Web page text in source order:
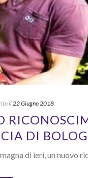
il22 Giugno 2018
DI
di ieri, un nuovo